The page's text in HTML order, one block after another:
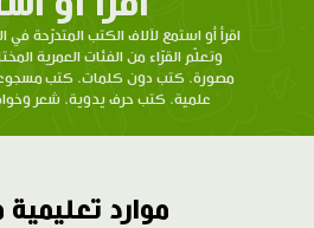
اقرأ أو استمع لآلاف الكتب المتدرّحة
وتعلّم القرّاء من الفئات العمرية
مصورة، كتب دون كلمات، كتب
علمية، كتب حرف يدوية، شعر
موارد تعليمية